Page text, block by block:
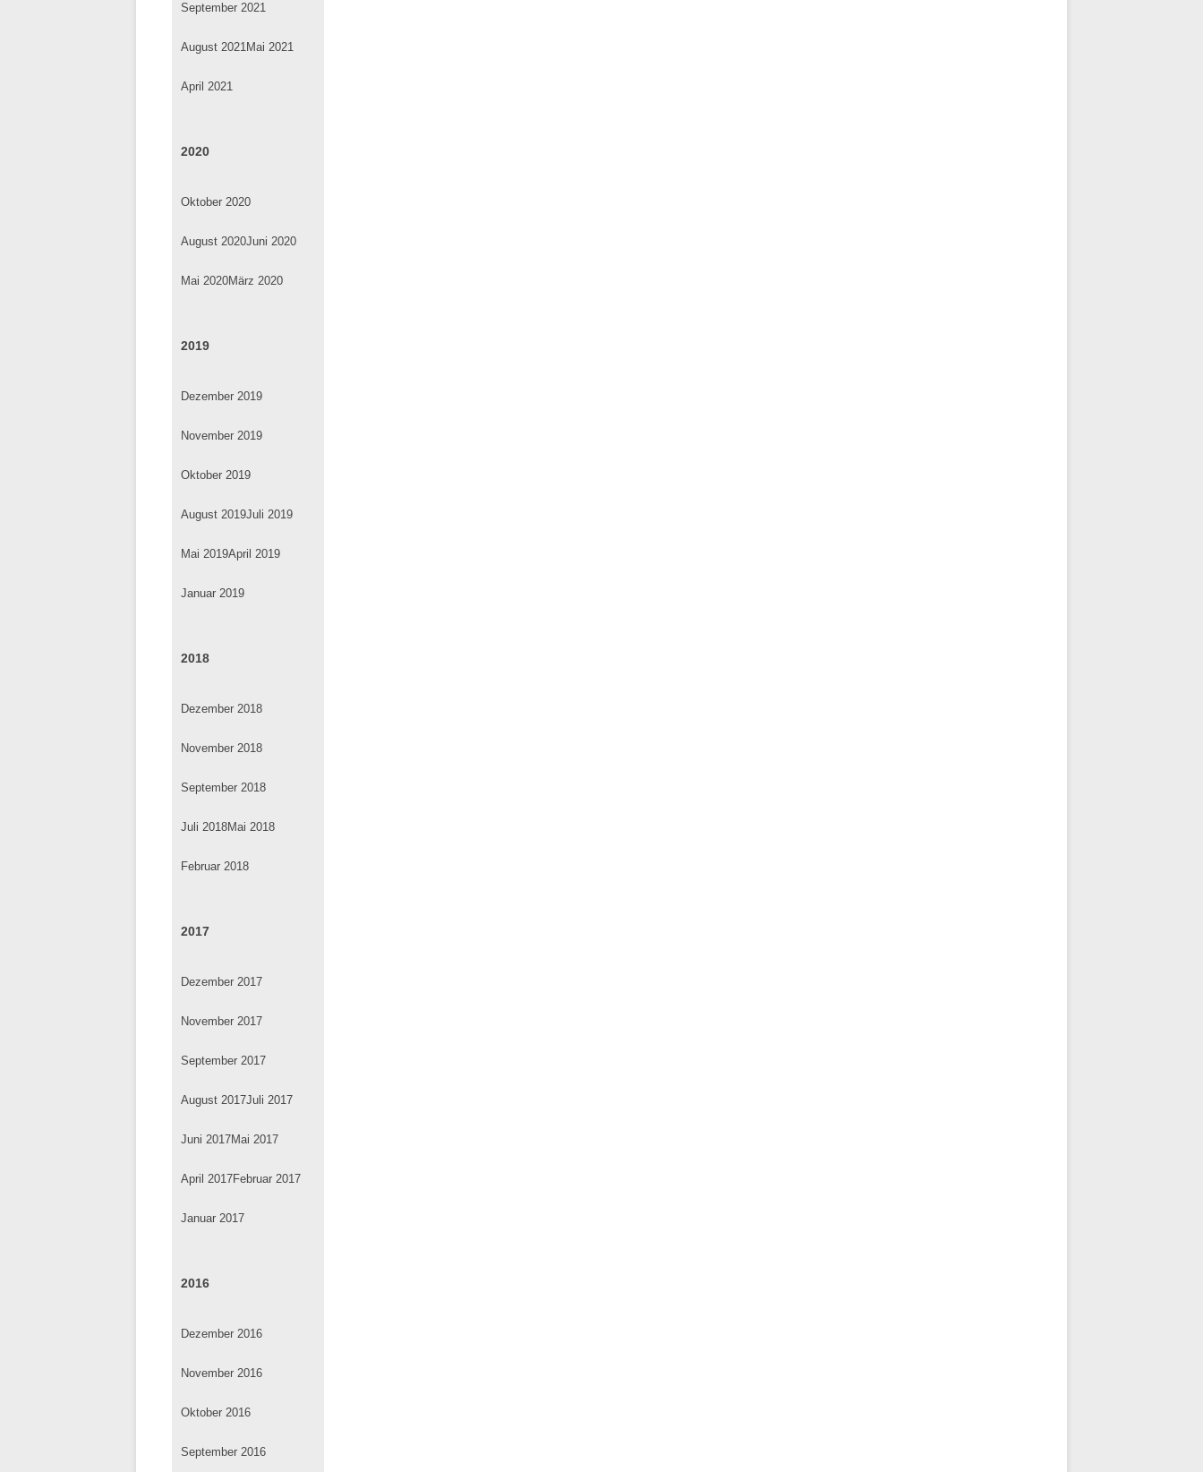
September 2021
August 2021Mai 2021
April 2021
2020
Oktober 2020
August 2020Juni 2020
Mai 2020März 2020
2019
Dezember 2019
November 2019
Oktober 2019
August 2019Juli 2019
Mai 2019April 2019
Januar 2019
2018
Dezember 2018
November 2018
September 2018
Juli 2018Mai 2018
Februar 2018
2017
Dezember 2017
November 2017
September 2017
August 2017Juli 2017
Juni 2017Mai 2017
April 2017Februar 2017
Januar 2017
2016
Dezember 2016
November 2016
Oktober 2016
September 2016